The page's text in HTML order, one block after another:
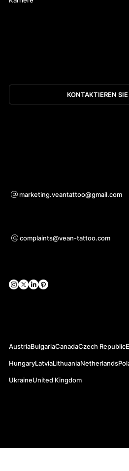
KONTAKTIEREN
marketing.veantattoo@gmail.com
complaints@vean-tattoo.com
AustriaBulgariaCanadaCzech Republic
HungaryLatviaLithuaniaNetherlands
UkraineUnited Kingdom